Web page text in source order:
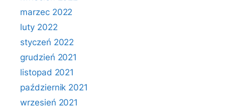
marzec 2022
luty 2022
styczeń 2022
grudzień 2021
listopad 2021
październik 2021
wrzesień 2021